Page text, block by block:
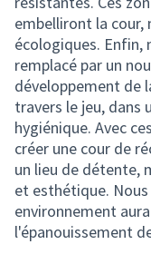
embelliront la cour,
écologiques. Enfin,
remplacé par un
développement de
travers le jeu, dans
hygiénique. Avec
créer une cour de
un lieu de détente,
et esthétique.
environnement
l'épanouissement